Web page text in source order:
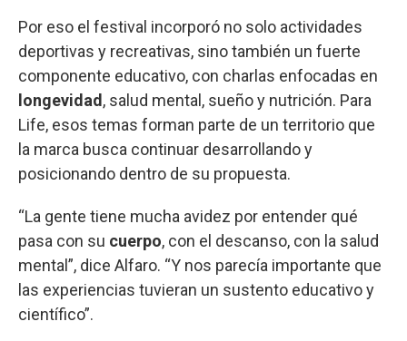
Por eso el festival incorporó no solo actividades
deportivas y recreativas, sino también un fuerte
componente educativo, con charlas enfocadas en
longevidad, salud mental, sueño y nutrición. Para
Life, esos temas forman parte de un territorio que
la marca busca continuar desarrollando y
posicionando dentro de su propuesta.
“La gente tiene mucha avidez por entender qué
pasa con su cuerpo, con el descanso, con la salud
mental”, dice Alfaro. “Y nos parecía importante que
las experiencias tuvieran un sustento educativo y
científico”.